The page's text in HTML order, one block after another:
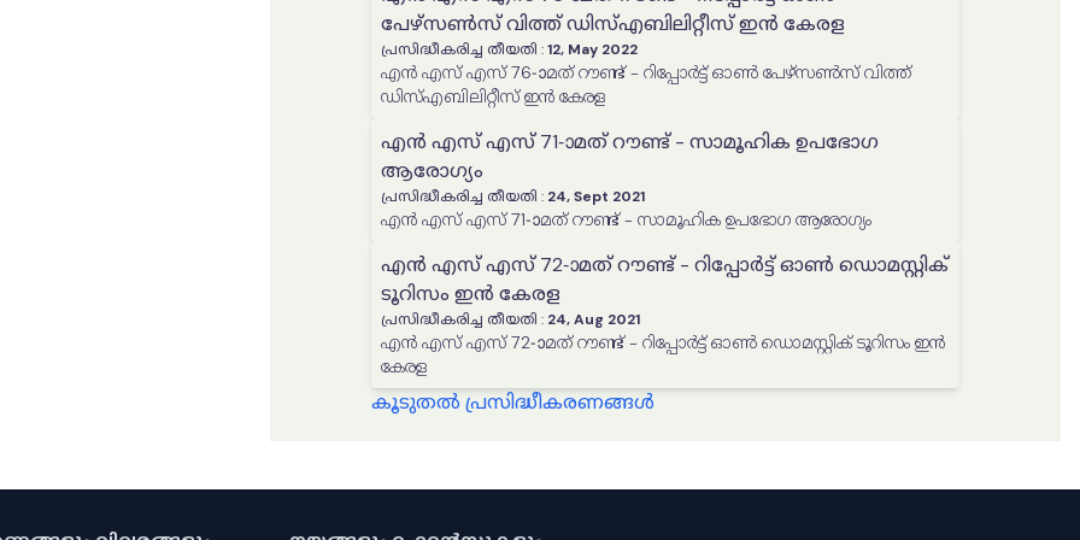
പേഴ്സൺസ് വിത്ത് ഡിസ്എബിലിറ്റീസ് ഇൻ കേരള
പ്രസിദ്ധീകരിച്ച തീയതി :12, May 2022
എൻ എസ് എസ് 76-ാമത് റൗണ്ട് - റിപ്പോർട്ട് ഓൺ പേഴ്സൺസ് വിത്ത്
ഡിസ്എബിലിറ്റീസ് ഇൻ കേരള
എൻ എസ് എസ് 71-ാമത് റൗണ്ട് - സാമൂഹിക ഉപഭോഗ
ആരോഗ്യം
പ്രസിദ്ധീകരിച്ച തീയതി : 24, Sept 2021
എൻ എസ് എസ് 71-ാമത് റൗണ്ട് - സാമൂഹിക ഉപഭോഗ ആരോഗ്യം
എൻ എസ് എസ് 72-ാമത് റൗണ്ട് - റിപ്പോർട്ട് ഓൺ ഡൊമസ്റ്റിക്
ടൂറിസം ഇൻ കേരള
പ്രസിദ്ധീകരിച്ച തീയതി : 24, Aug 2021
എൻ എസ് എസ് 72-ാമത് റൗണ്ട് - റിപ്പോർട്ട് ഓൺ ഡൊമസ്റ്റിക് ടൂറിസം ഇൻ
കേരള
കൂടുതൽ പ്രസിദ്ധീകരണങ്ങൾ